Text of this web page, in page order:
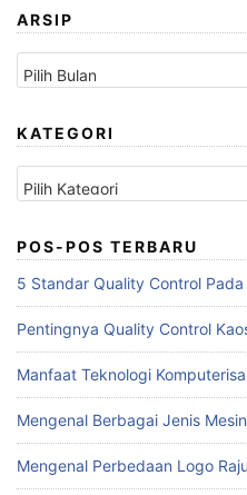
ARSIP
Arsip
KATEGORI
Kategori
POS-POS TERBARU
5 Standar Quality Control
Pentingnya Quality Control
Manfaat Teknologi
Mengenal Berbagai Jenis
Mengenal Perbedaan Logo